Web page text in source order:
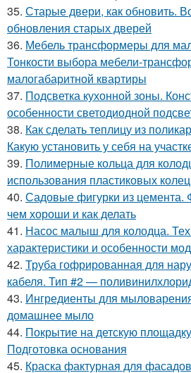
35. Старые двери, как обновить.
обновления старых дверей
36. Мебель трансформеры для
Тонкости выбора мебели-
малогабаритной квартиры
37. Подсветка кухонной зоны.
особенности светодиодной
38. Как сделать теплицу из
Какую установить у себя на
39. Полимерные кольца для
использования пластиковых
40. Садовые фигурки из цемента.
чем хороши и как делать
41. Насос малыш для колодца.
характеристики и особенности
42. Труба гофрированная для
кабеля. Тип #2 —
43. Ингредиенты для
домашнее мыло
44. Покрытие на детскую
Подготовка основания
45. Краска фактурная для